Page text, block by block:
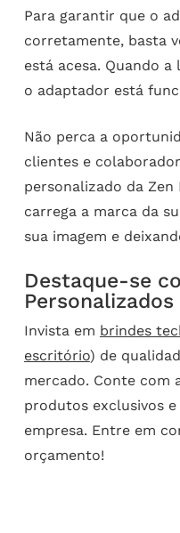
Para garantir que o
corretamente, basta
está acesa. Quando
o adaptador está
Não perca a
clientes e
personalizado da
carrega a marca da
sua imagem e
Destaque-se
Invista em brindes
escritório) de
mercado. Conte com
produtos exclusivos
empresa. Entre em
orçamento!